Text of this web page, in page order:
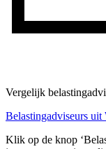
Vergelijk
Belastingadviseurs uit
Klik op de knop